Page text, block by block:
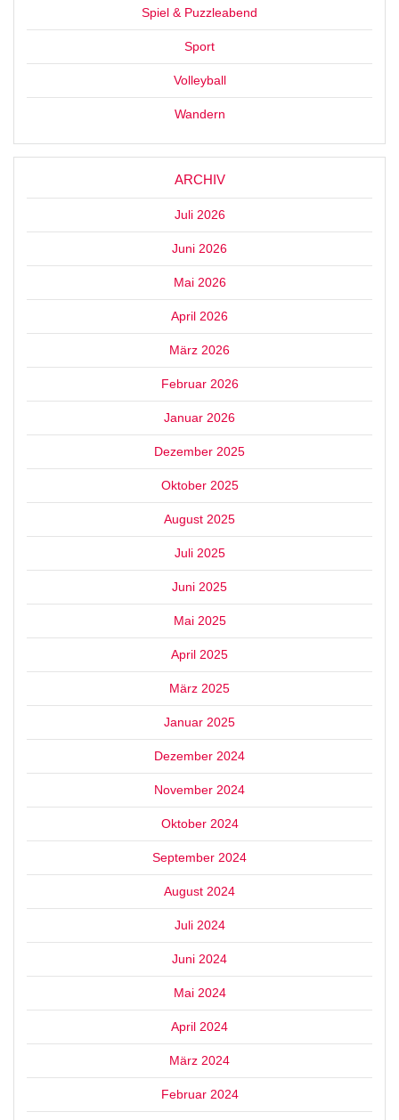
Spiel & Puzzleabend
Sport
Volleyball
Wandern
ARCHIV
Juli 2026
Juni 2026
Mai 2026
April 2026
März 2026
Februar 2026
Januar 2026
Dezember 2025
Oktober 2025
August 2025
Juli 2025
Juni 2025
Mai 2025
April 2025
März 2025
Januar 2025
Dezember 2024
November 2024
Oktober 2024
September 2024
August 2024
Juli 2024
Juni 2024
Mai 2024
April 2024
März 2024
Februar 2024